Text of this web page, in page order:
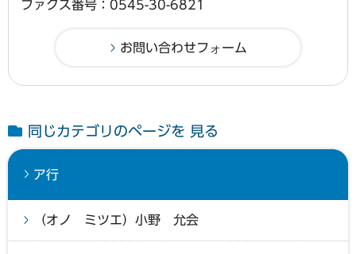
ファクス番号：0545-30-6821
同じカテゴリのページを 見る
ア行
（オノ ミツエ）小野 允会